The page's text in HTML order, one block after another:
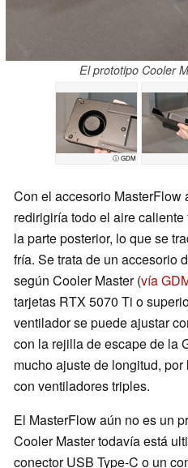
El prototipo Cooler
ⓘ GDM
Con el accesorio MasterFlow
redirigiría todo el aire
la parte posterior, lo que se
fría. Se trata de un accesorio
según Cooler Master (vía
tarjetas RTX 5070 Ti o
ventilador se puede ajustar
con la rejilla de escape de la
mucho ajuste de longitud,
con ventiladores triples.
El MasterFlow aún no es un
Cooler Master todavía está
conector USB Type-C o un